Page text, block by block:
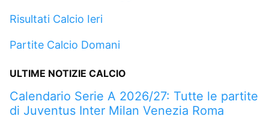
Risultati Calcio Ieri
Partite Calcio Domani
ULTIME NOTIZIE CALCIO
Calendario Serie A 2026/27: Tutte le partite
di Juventus Inter Milan Venezia Roma